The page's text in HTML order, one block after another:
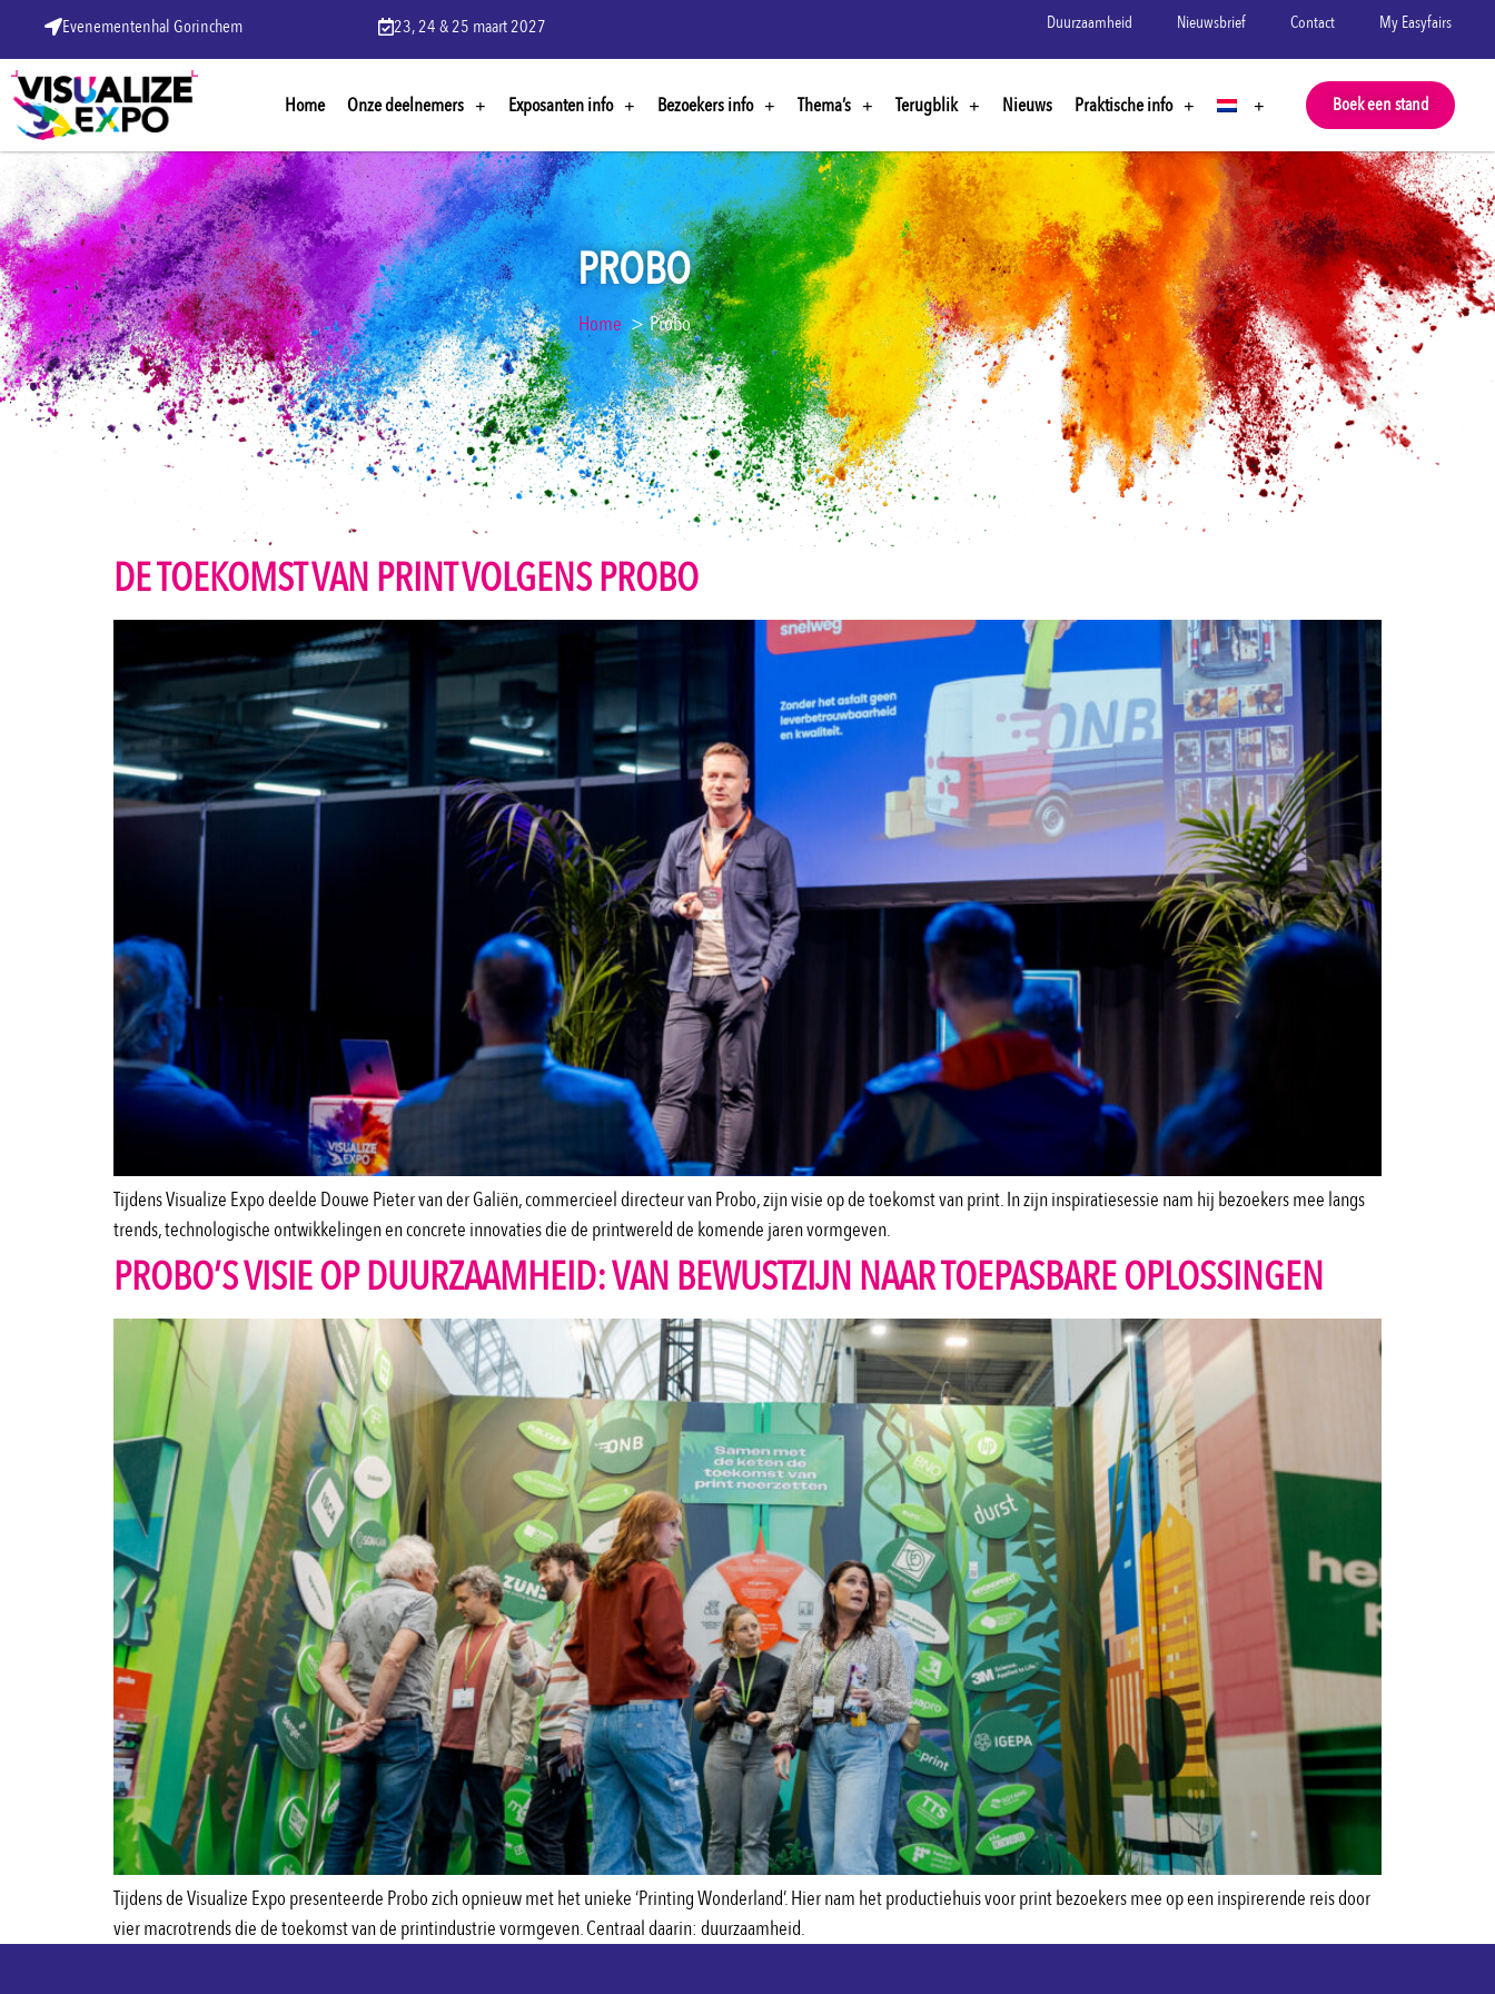
Evenementenhal Gorinchem 23, 24 & 25 maart 2027 Duurzaamheid Nieuwsbrief Contact My Easyfairs
Home Onze deelnemers Exposanten info Bezoekers info Thema’s Terugblik Nieuws Praktische info Boek een stand
PROBO
Home Probo
DE TOEKOMST VAN PRINT VOLGENS PROBO
Tijdens Visualize Expo deelde Douwe Pieter van der Galiën, commercieel directeur van Probo, zijn visie op de toekomst van print. In zijn inspiratiesessie nam hij bezoekers mee langs
trends, technologische ontwikkelingen en concrete innovaties die de printwereld de komende jaren vormgeven.
PROBO’S VISIE OP DUURZAAMHEID: VAN BEWUSTZIJN NAAR TOEPASBARE OPLOSSINGEN
Tijdens de Visualize Expo presenteerde Probo zich opnieuw met het unieke ‘Printing Wonderland’. Hier nam het productiehuis voor print bezoekers mee op een inspirerende reis door
vier macrotrends die de toekomst van de printindustrie vormgeven. Centraal daarin: duurzaamheid.